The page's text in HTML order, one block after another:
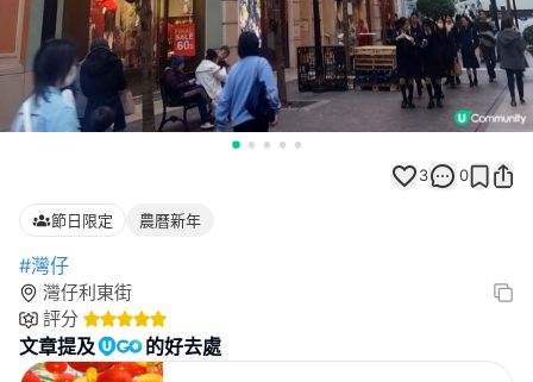
3 0
節日限定 農曆新年
#灣仔
灣仔利東街
評分
文章提及 的好去處